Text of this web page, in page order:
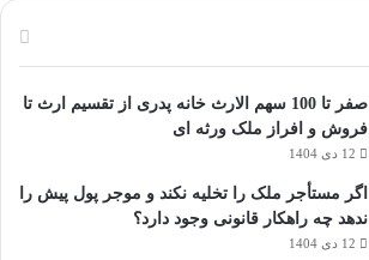
صفر تا 100 سهم الارث خانه پدری از تقسیم ارث تا
فروش و افراز ملک ورثه ای
12 دی 1404
اگر مستأجر ملک را تخلیه نکند و موجر پول پیش را
ندهد چه راهکار قانونی وجود دارد؟
12 دی 1404